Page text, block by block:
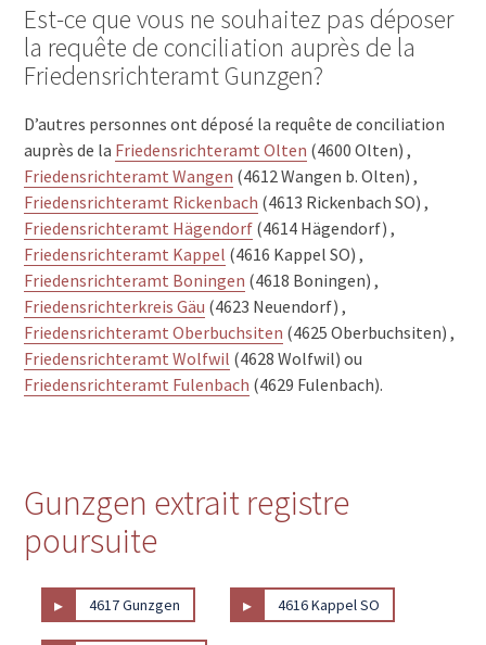
Est-ce que vous ne souhaitez pas déposer
la requête de conciliation auprès de la
Friedensrichteramt Gunzgen?
D’autres personnes ont déposé la requête de conciliation
auprès de la Friedensrichteramt Olten (4600 Olten) ,
Friedensrichteramt Wangen (4612 Wangen b. Olten) ,
Friedensrichteramt Rickenbach (4613 Rickenbach SO) ,
Friedensrichteramt Hägendorf (4614 Hägendorf) ,
Friedensrichteramt Kappel (4616 Kappel SO) ,
Friedensrichteramt Boningen (4618 Boningen) ,
Friedensrichterkreis Gäu (4623 Neuendorf) ,
Friedensrichteramt Oberbuchsiten (4625 Oberbuchsiten) ,
Friedensrichteramt Wolfwil (4628 Wolfwil) ou
Friedensrichteramt Fulenbach (4629 Fulenbach).
Gunzgen extrait registre
poursuite
▸ 4617 Gunzgen ▸ 4616 Kappel SO